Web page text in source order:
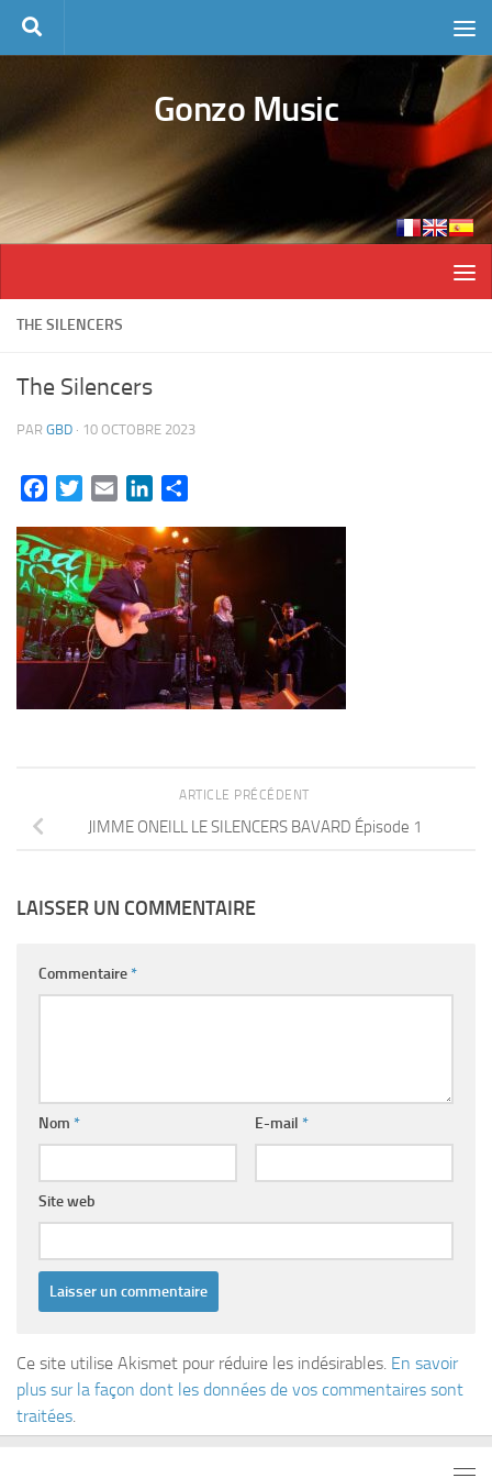
Skip to content
Gonzo Music
THE SILENCERS
The Silencers
PAR GBD · 10 OCTOBRE 2023
FacebookTwitterEmail LinkedIn
ARTICLE PRÉCÉDENT
JIMME ONEILL LE SILENCERS BAVARD Épisode 1
LAISSER UN COMMENTAIRE
Commentaire*
Nom * E-mail *
Site web
Ce site utilise Akismet pour réduire les indésirables. En savoir
plus sur la façon dont les données de vos commentaires sont
traitées.